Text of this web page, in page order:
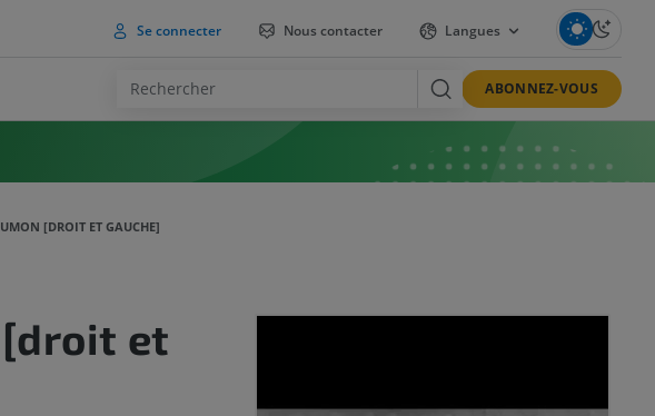
Se connecter Nous contacter Langues
ABONNEZ-VOUS
[DROIT ET GAUCHE]
[droit et